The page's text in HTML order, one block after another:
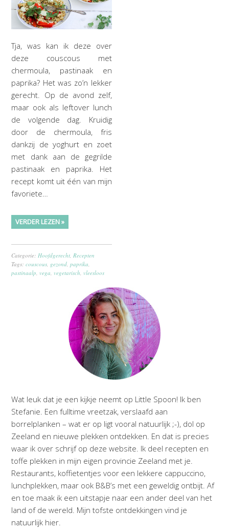
Tja, was kan ik deze over
deze couscous met
chermoula, pastinaak en
paprika? Het was zo’n lekker
gerecht. Op de avond zelf,
maar ook als leftover lunch
de volgende dag. Kruidig
door de chermoula, fris
dankzij de yoghurt en zoet
met dank aan de gegrilde
pastinaak en paprika. Het
recept komt uit één van mijn
favoriete…
VERDER LEZEN »
Categorie: Hoofdgerecht Recepten
Tags:couscous gezond ,paprika
pastinaalp vega vegetarisch vleesloos
Wat leuk dat je een kijkje neemt op Little Spoon! Ik ben
Stefanie. Een fulltime vreetzak, verslaafd aan
borrelplanken – wat er op ligt vooral natuurlijk ;-), dol op
Zeeland en nieuwe plekken ontdekken. En dat is precies
waar ik over schrijf op deze website. Ik deel recepten en
toffe plekken in mijn eigen provincie Zeeland met je.
Restaurants, koffietentjes voor een lekkere cappuccino,
lunchplekken, maar ook B&B’s met een geweldig ontbijt. Af
en toe maak ik een uitstapje naar een ander deel van het
land of de wereld. Mijn tofste ontdekkingen vind je
natuurlijk hier.